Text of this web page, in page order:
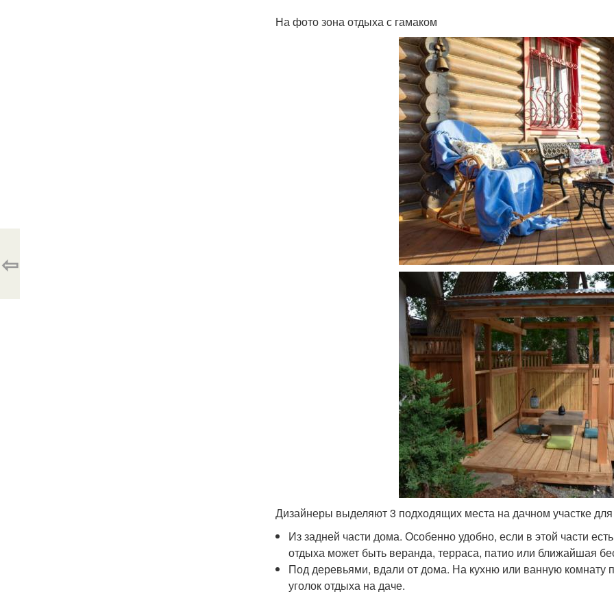
На фото зона отдыха с гамаком
Дизайнеры выделяют 3 подходящих места на дачном участке
Из задней части дома. Особенно удобно, если в этой части
отдыха может быть веранда, терраса, патио или ближайшая
Под деревьями, вдали от дома. На кухню или ванную комнату
уголок отдыха на даче.
⇦